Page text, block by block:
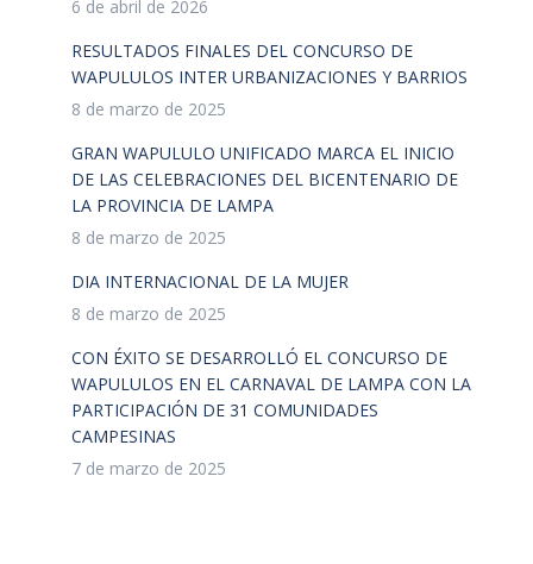
6 de abril de 2026
RESULTADOS FINALES DEL CONCURSO DE
WAPULULOS INTER URBANIZACIONES Y BARRIOS
8 de marzo de 2025
GRAN WAPULULO UNIFICADO MARCA EL INICIO
DE LAS CELEBRACIONES DEL BICENTENARIO DE
LA PROVINCIA DE LAMPA
8 de marzo de 2025
DIA INTERNACIONAL DE LA MUJER
8 de marzo de 2025
CON ÉXITO SE DESARROLLÓ EL CONCURSO DE
WAPULULOS EN EL CARNAVAL DE LAMPA CON LA
PARTICIPACIÓN DE 31 COMUNIDADES
CAMPESINAS
7 de marzo de 2025